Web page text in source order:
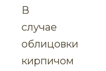
В
случае
облицовки
кирпичом